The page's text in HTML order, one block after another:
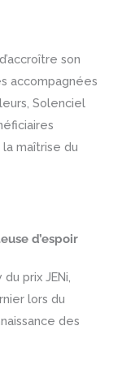
son
accompagnées
Solenciel
maîtrise du
d’espoir
prix JENi,
lors du
des